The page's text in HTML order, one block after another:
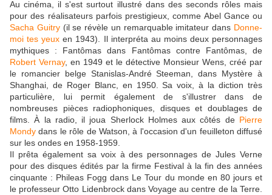
Au cinéma, il s'est surtout illustré dans des seconds rôles mais
pour des réalisateurs parfois prestigieux, comme Abel Gance ou
Sacha Guitry(il se révèle un remarquable imitateur dans Donne-
moi tes yeux en 1943). Il interpréta au moins deux personnages
mythiques : Fantômas dans Fantômas contre Fantômas, de
Robert Vernay, en 1949 et le détective Monsieur Wens, créé par
le romancier belge Stanislas-André Steeman, dans Mystère à
Shanghai, de Roger Blanc, en 1950. Sa voix, à la diction très
particulière, lui permit également de s'illustrer dans de
nombreuses pièces radiophoniques, disques et doublages de
films. À la radio, il joua Sherlock Holmes aux côtés de Pierre
Mondy dans le rôle de Watson, à l'occasion d'un feuilleton diffusé
sur les ondes en 1958-1959.
Il prêta également sa voix à des personnages de Jules Verne
pour des disques édités par la firme Festival à la fin des années
cinquante : Phileas Fogg dans Le Tour du monde en 80 jours et
le professeur Otto Lidenbrock dans Voyage au centre de la Terre.